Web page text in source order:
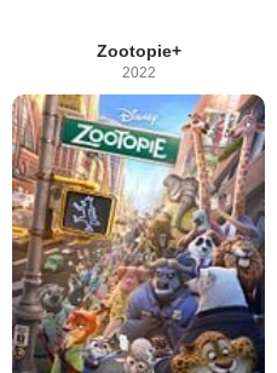
Zootopie+
2022